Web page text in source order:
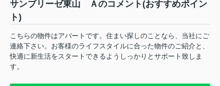
サンブリーゼ東山 Ａのコメント(おすすめポイン
ト)
こちらの物件はアパートです。住まい探しのことなら、当社にご
連絡下さい。お客様のライフスタイルに合った物件のご紹介と、
快適に新生活をスタートできるようしっかりとサポート致しま
す。